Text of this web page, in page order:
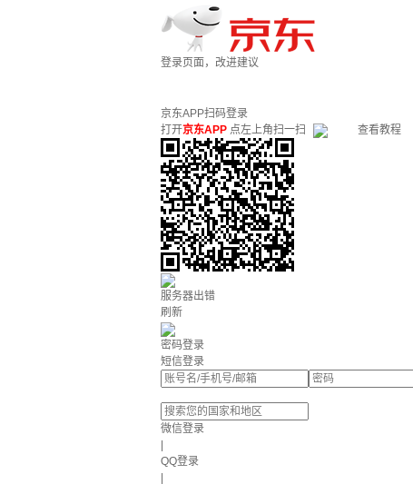
登录页面，改进建议
京东APP扫码登录
打开京东APP 点左上角扫一扫 查看教程
服务器出错
刷新
密码登录
短信登录
微信登录
QQ登录